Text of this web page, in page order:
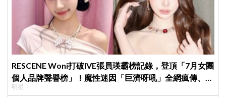
RESCENE Woni打破IVE張員瑛霸榜記錄，登頂「7月女團
個人品牌聲譽榜」！魔性迷因「巨濟呀吼」全網瘋傳、逆
襲Melon第一
明星